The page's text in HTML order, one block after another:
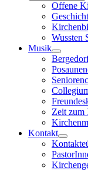
Offene
Wussten
Musik
Zeit zum
Kontakt